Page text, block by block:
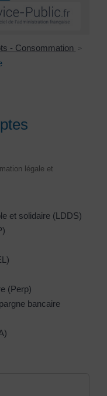
- Consommation >
légale et
et solidaire (LDDS)
(Perp)
bancaire